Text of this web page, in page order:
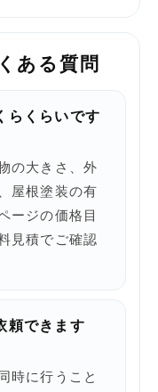
ある質問
らくらいです
の大きさ、外
屋根塗装の有
ージの価格目
見積でご確認
頼できます
時に行うこと